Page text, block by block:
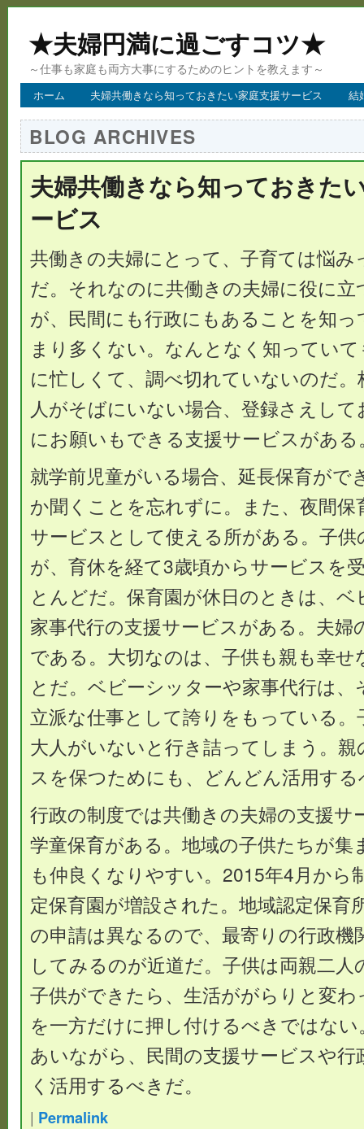
★夫婦円満に過ごすコツ★
～仕事も家庭も両方大事にするためのヒントを教えます～
ホーム 夫婦共働きなら知っておきたい家庭支援サービス 結
BLOG ARCHIVES
夫婦共働きなら知っておきた
ービス
共働きの夫婦にとって、子育ては悩み
だ。それなのに共働きの夫婦に役に立
が、民間にも行政にもあることを知
まり多くない。なんとなく知ってい
に忙しくて、調べ切れていないのだ
人がそばにいない場合、登録さえし
にお願いもできる支援サービスがある
就学前児童がいる場合、延長保育がで
か聞くことを忘れずに。また、夜間保
サービスとして使える所がある。子
が、育休を経て3歳頃からサービスを
とんどだ。保育園が休日のときは、
家事代行の支援サービスがある。夫婦
である。大切なのは、子供も親も幸せ
とだ。ベビーシッターや家事代行は
立派な仕事として誇りをもっている。
大人がいないと行き詰ってしまう。
スを保つためにも、どんどん活用す
行政の制度では共働きの夫婦の支援サ
学童保育がある。地域の子供たちが集
も仲良くなりやすい。2015年4月から
定保育園が増設された。地域認定保育
の申請は異なるので、最寄りの行政機
してみるのが近道だ。子供は両親二人
子供ができたら、生活ががらりと変
を一方だけに押し付けるべきではな
あいながら、民間の支援サービスや行
く活用するべきだ。
| Permalink